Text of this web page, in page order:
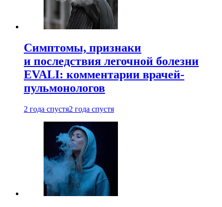
Симптомы, признаки
и последствия легочной болезни
EVALI: комментарии врачей-
пульмонологов
2 года спустя2 года спустя